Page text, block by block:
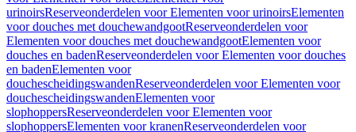
urinoirsReserveonderdelen voor Elementen voor urinoirsElementen
voor douches met douchewandgootReserveonderdelen voor
Elementen voor douches met douchewandgootElementen voor
douches en badenReserveonderdelen voor Elementen voor douches
en badenElementen voor
douchescheidingswandenReserveonderdelen voor Elementen voor
douchescheidingswandenElementen voor
slophoppersReserveonderdelen voor Elementen voor
slophoppersElementen voor kranenReserveonderdelen voor